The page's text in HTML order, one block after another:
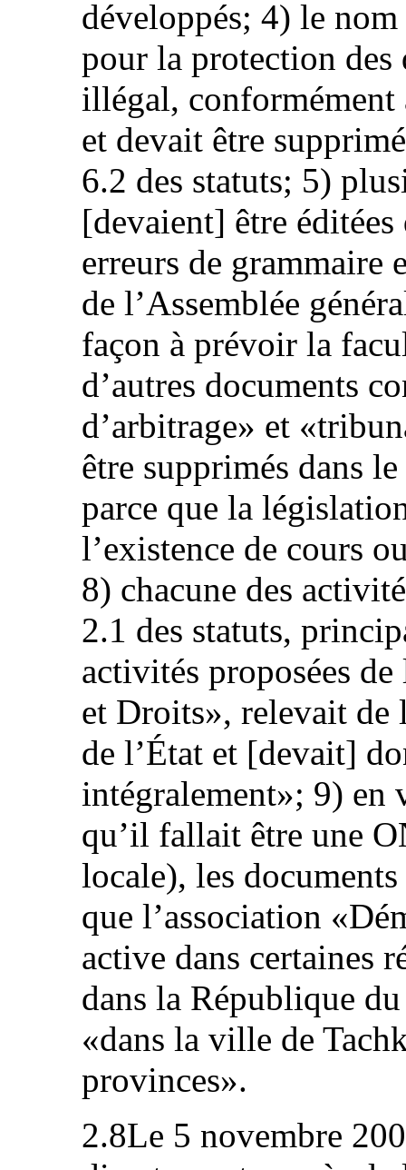
développés; 4) le
pour la protection
illégal,
et devait être
6.2 des statuts; 5)
[devaient] être
erreurs de grammaire
de l’Assemblée
façon à prévoir la
d’autres documents
d’arbitrage» et
être supprimés dans
parce que la
l’existence de cours
8) chacune des
2.1 des statuts,
activités proposées
et Droits», relevait de
de l’État et [devait]
intégralement»; 9)
qu’il fallait être une
locale), les
que l’association
active dans certaines
dans la République
«dans la ville de
provinces».
2.8Le 5 novembre